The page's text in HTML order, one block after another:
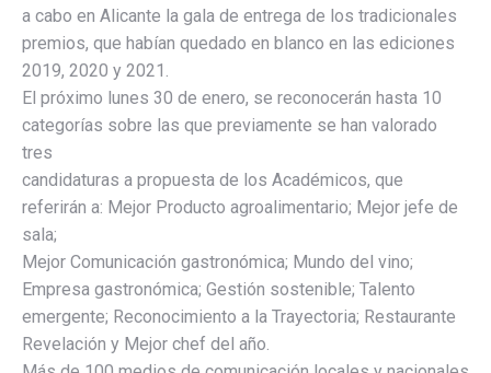
a cabo en Alicante la gala de entrega de los tradicionales
premios, que habían quedado en blanco en las ediciones
2019, 2020 y 2021.
El próximo lunes 30 de enero, se reconocerán hasta 10
categorías sobre las que previamente se han valorado
tres
candidaturas a propuesta de los Académicos, que
referirán a: Mejor Producto agroalimentario; Mejor jefe de
sala;
Mejor Comunicación gastronómica; Mundo del vino;
Empresa gastronómica; Gestión sostenible; Talento
emergente; Reconocimiento a la Trayectoria; Restaurante
Revelación y Mejor chef del año.